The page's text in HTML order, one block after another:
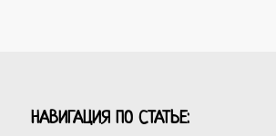
НАВИГАЦИЯ ПО СТАТЬЕ: